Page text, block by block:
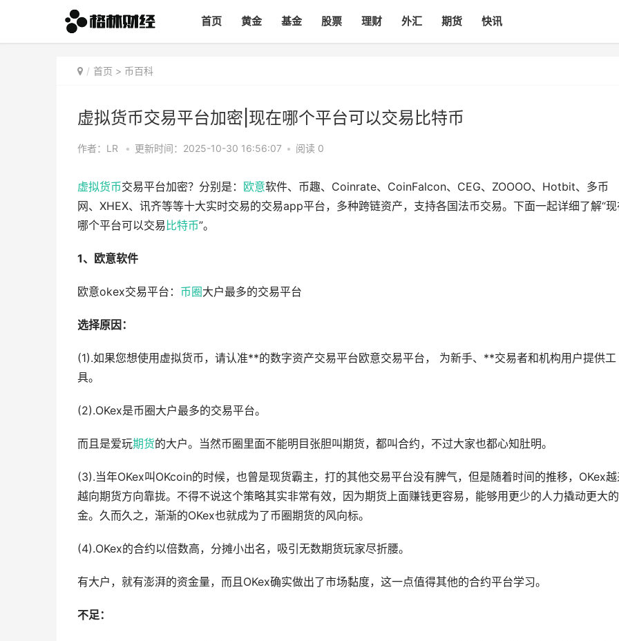
首页 黄金 基金 股票 理财 外汇 期货 快讯
首页 > 币百科
虚拟货币交易平台加密|现在哪个平台可以交易比特币
作者：LR • 更新时间：2025-10-30 16:56:07 • 阅读 0
虚拟货币交易平台加密？分别是： 欧意软件、币趣、Coinrate、CoinFalcon、CEG、ZOOOO、Hotbit、多币
网、XHEX、讯齐等等十大实时交易的交易app平台，多种跨链资产，支持各国法币交易。下面一起详细了解“现
哪个平台可以交易 比特币”。
1、欧意软件
欧意okex交易平台： 币圈大户最多的交易平台
选择原因：
(1).如果您想使用虚拟货币，请认准**的数字资产交易平台欧意交易平台， 为新手、**交易者和机构用户提供工
具。
(2).OKex是币圈大户最多的交易平台。
而且是爱玩期货的大户。当然币圈里面不能明目张胆叫期货，都叫合约，不过大家也都心知肚明。
(3).当年OKex叫OKcoin的时候，也曾是现货霸主，打的其他交易平台没有脾气，但是随着时间的推移，OKex越
越向期货方向靠拢。不得不说这个策略其实非常有效，因为期货上面赚钱更容易，能够用更少的人力撬动更大
金。久而久之，渐渐的OKex也就成为了币圈期货的风向标。
(4).OKex的合约以倍数高，分摊小出名，吸引无数期货玩家尽折腰。
有大户，就有澎湃的资金量，而且OKex确实做出了市场黏度，这一点值得其他的合约平台学习。
不足：